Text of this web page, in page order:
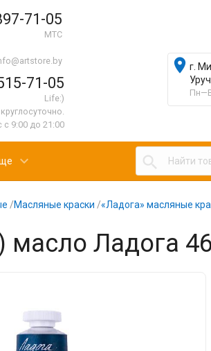
71-05
МТС
71-05
Life:)
с 9:00 до 21:00
г.

/Масляные краски /«Ладога» масляные
масло Ладога